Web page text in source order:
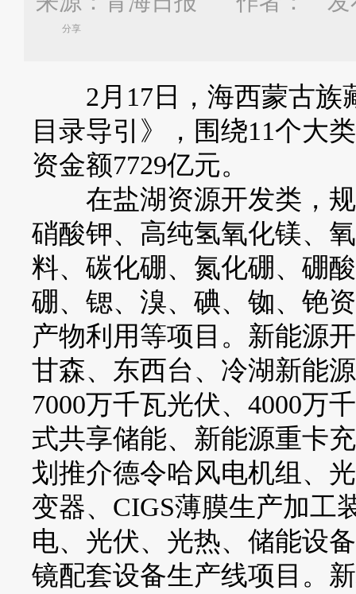
分享
2月17日，海西蒙古族
目录导引》，围绕11个大
资金额7729亿元。
在盐湖资源开发类，规
硝酸钾、高纯氢氧化镁、
料、碳化硼、氮化硼、硼
硼、锶、溴、碘、铷、铯
产物利用等项目。新能源
甘森、东西台、冷湖新能
7000万千瓦光伏、4000万
式共享储能、新能源重卡
划推介德令哈风电机组、
变器、CIGS薄膜生产加工
电、光伏、光热、储能设
镜配套设备生产线项目。